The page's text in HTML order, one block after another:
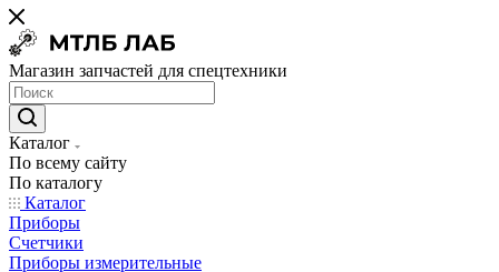
Магазин запчастей для спецтехники
Каталог
По всему сайту
По каталогу
Каталог
Приборы
Счетчики
Приборы измерительные